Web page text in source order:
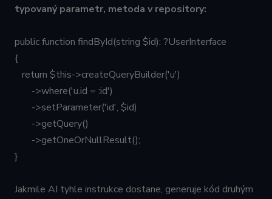
typovaný parametr, metoda v repository:
public function findById(string $id): ?UserInterface
{
return $this->createQueryBuilder('u')
->where('u.id = :id')
->setParameter('id', $id)
->getQuery()
->getOneOrNullResult();
}
Jakmile AI tyhle instrukce dostane, generuje kód druhým